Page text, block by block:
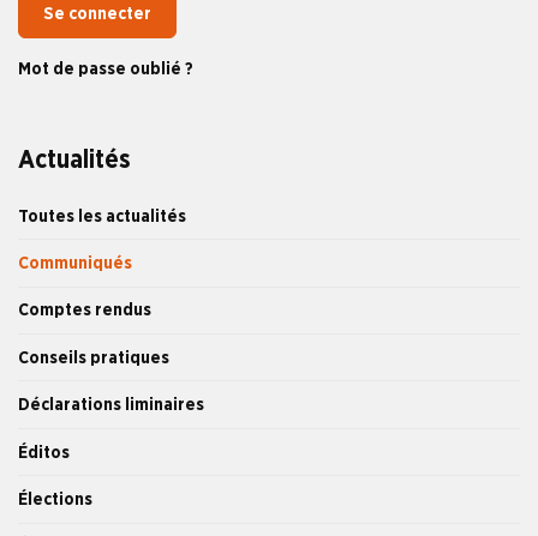
Actualités
Toutes les actualités
Communiqués
Comptes rendus
Conseils pratiques
Déclarations liminaires
Éditos
Élections
Se connecter
Mot de passe oublié ?